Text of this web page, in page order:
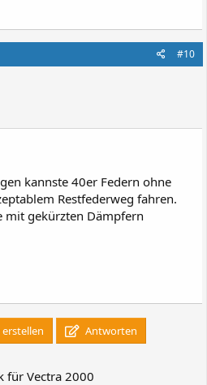
#10
kannste 40er Federn ohne
Restfederweg fahren.
mit gekürzten Dämpfern
erstellen Antworten
für Vectra 2000